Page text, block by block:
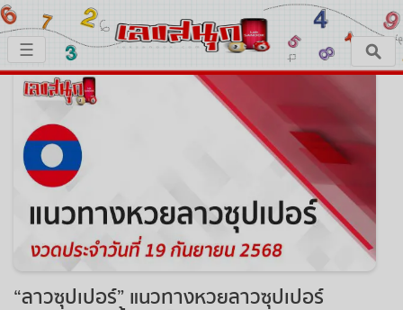
หน้าหลัก
เลขเด็ด
ตรวจเลขสนุก
เลขสนุกมงคล
เลขสนุกคนดัง
×
☰
“ลาวซุปเปอร์” แนวทางหวยลาวซุปเปอร์